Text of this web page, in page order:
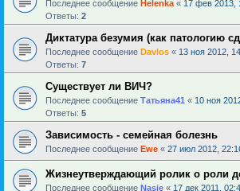
Последнее сообщение Helenka « 17 фев 2013,
Ответы: 2
Диктатура безумия (как патологию
Последнее сообщение Davlos « 13 ноя 2012,
Ответы: 7
Существует ли ВИЧ?
Последнее сообщение Татьяна41 « 10 ноя
Ответы: 5
Зависимость - семейная болезнь
Последнее сообщение Ewe « 27 июл 2012,
Жизнеутверждающий ролик о роли
Последнее сообщение Nasie « 17 дек 2011,